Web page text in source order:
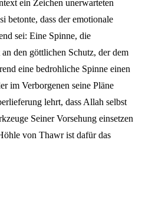
ein Zeichen unerwarteten
betonte, dass der emotionale
sei: Eine Spinne, die
den göttlichen Schutz, der dem
eine bedrohliche Spinne einen
im Verborgenen seine Pläne
lehrt, dass Allah selbst
Seiner Vorsehung einsetzen
von Thawr ist dafür das